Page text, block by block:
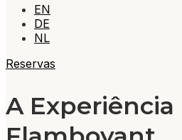
EN
DE
NL
Reservas
A Experiência